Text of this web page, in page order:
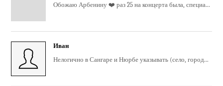
Обожаю Арбенину ❤️ раз 25 на концерта была, специа...
Иван
Нелогично в Сангаре и Нюрбе указывать (село, город...